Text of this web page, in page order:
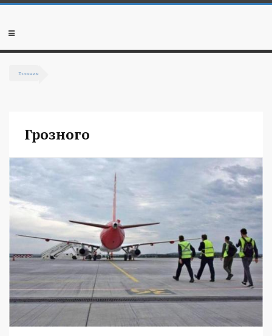
Перейти к основному содержанию
Мобильное
Главная
Грозного